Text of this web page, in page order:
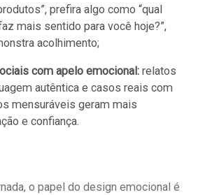
prefira algo como “qual
mais sentido para você hoje?”,
acolhimento;
com apelo emocional: relatos
autêntica e casos reais com
mensuráveis geram mais
e confiança.
o papel do design emocional é